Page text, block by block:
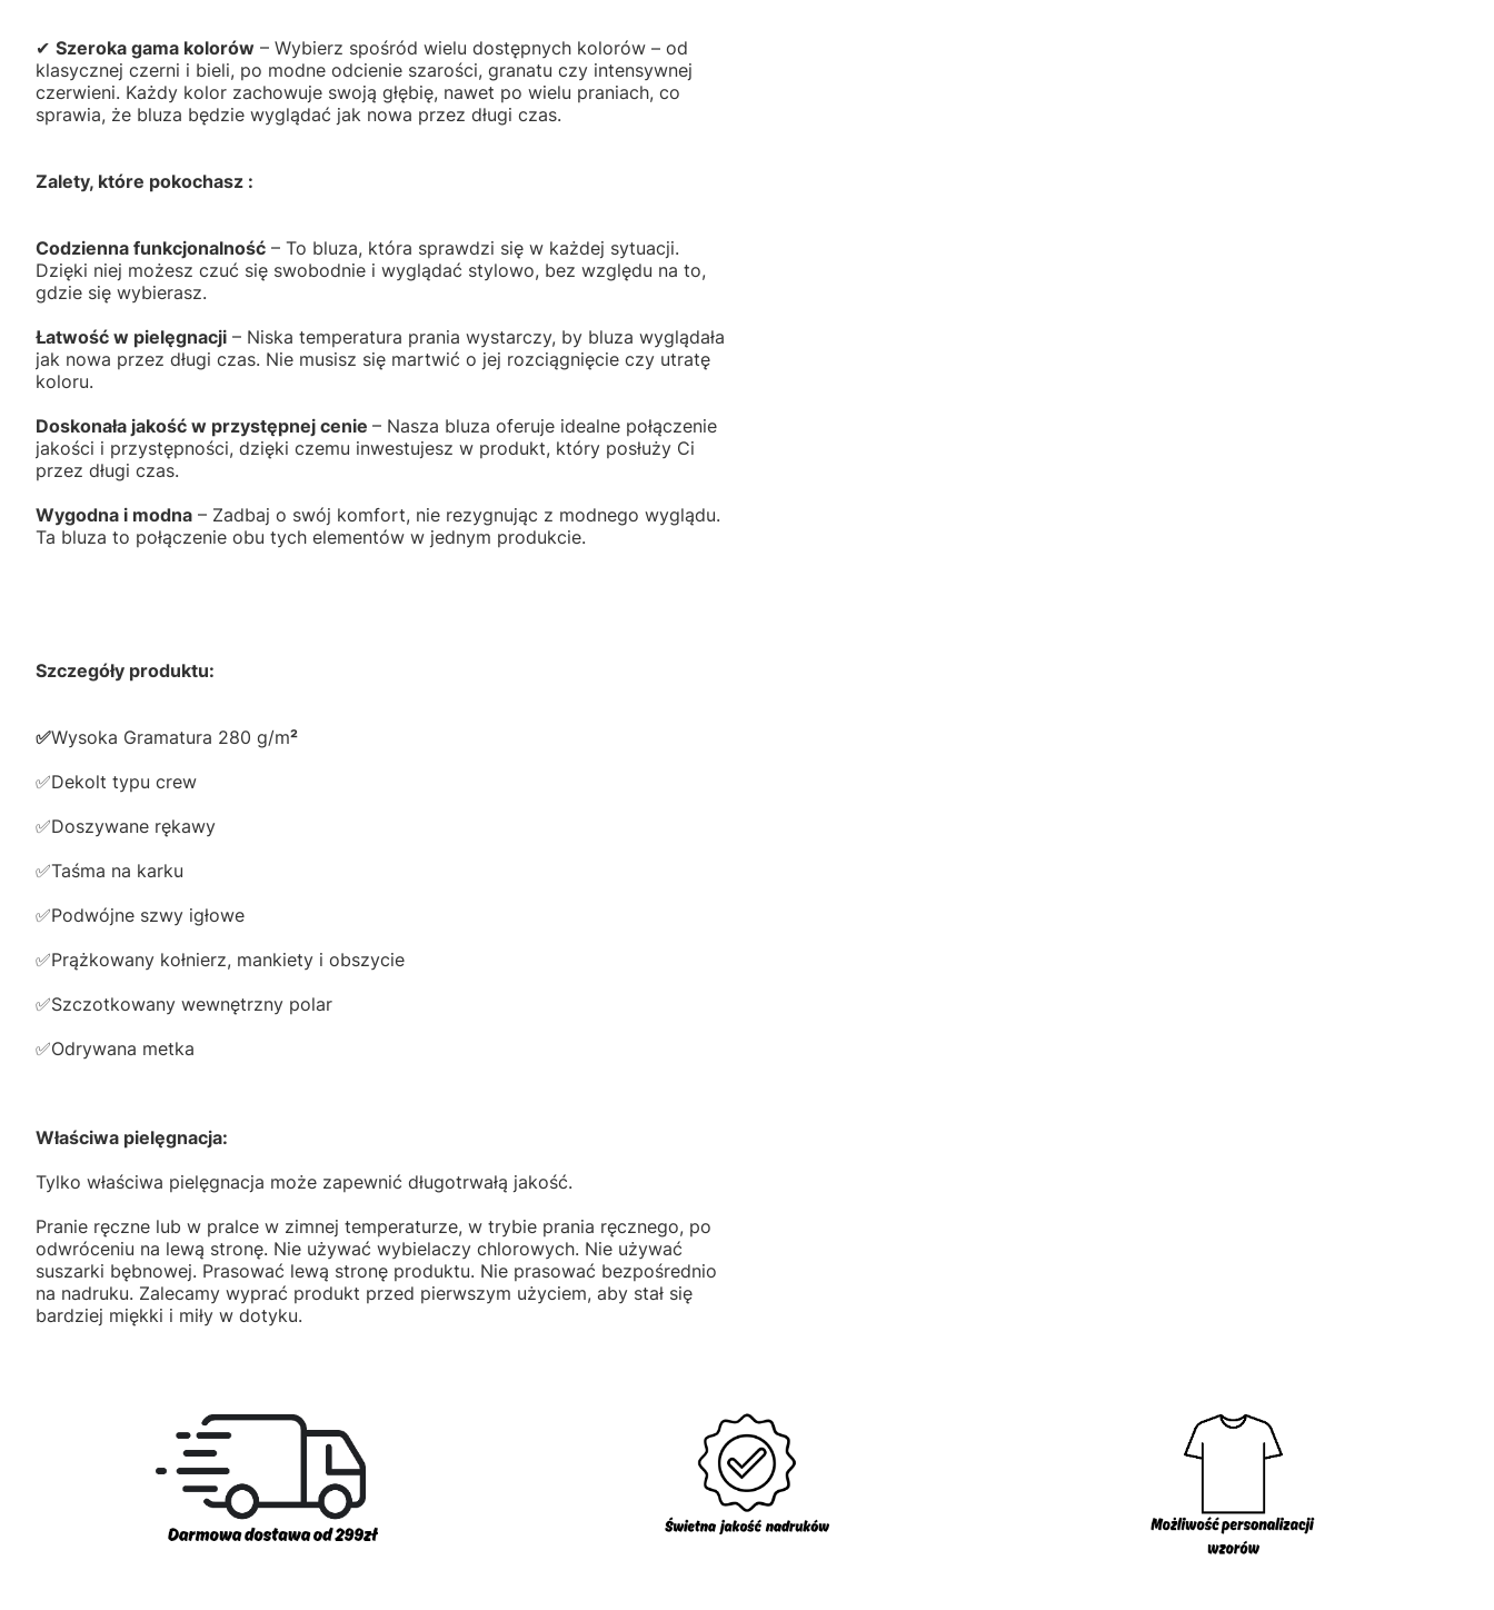
✔ Szeroka gama kolorów – Wybierz spośród wielu dostępnych kolorów – od
klasycznej czerni i bieli, po modne odcienie szarości, granatu czy intensywnej
czerwieni. Każdy kolor zachowuje swoją głębię, nawet po wielu praniach, co
sprawia, że bluza będzie wyglądać jak nowa przez długi czas.
Zalety, które pokochasz :
Codzienna funkcjonalność – To bluza, która sprawdzi się w każdej sytuacji.
Dzięki niej możesz czuć się swobodnie i wyglądać stylowo, bez względu na to,
gdzie się wybierasz.
Łatwość w pielęgnacji – Niska temperatura prania wystarczy, by bluza wyglądała
jak nowa przez długi czas. Nie musisz się martwić o jej rozciągnięcie czy utratę
koloru.
Doskonała jakość w przystępnej cenie – Nasza bluza oferuje idealne połączenie
jakości i przystępności, dzięki czemu inwestujesz w produkt, który posłuży Ci
przez długi czas.
Wygodna i modna – Zadbaj o swój komfort, nie rezygnując z modnego wyglądu.
Ta bluza to połączenie obu tych elementów w jednym produkcie.
Szczegóły produktu:
✅️Wysoka Gramatura 280 g/m²
✅️Dekolt typu crew
✅️Doszywane rękawy
✅️Taśma na karku
✅️Podwójne szwy igłowe
✅️Prążkowany kołnierz, mankiety i obszycie
✅️Szczotkowany wewnętrzny polar
✅️Odrywana metka
Właściwa pielęgnacja:
Tylko właściwa pielęgnacja może zapewnić długotrwałą jakość.
Pranie ręczne lub w pralce w zimnej temperaturze, w trybie prania ręcznego, po
odwróceniu na lewą stronę. Nie używać wybielaczy chlorowych. Nie używać
suszarki bębnowej. Prasować lewą stronę produktu. Nie prasować bezpośrednio
na nadruku. Zalecamy wyprać produkt przed pierwszym użyciem, aby stał się
bardziej miękki i miły w dotyku.